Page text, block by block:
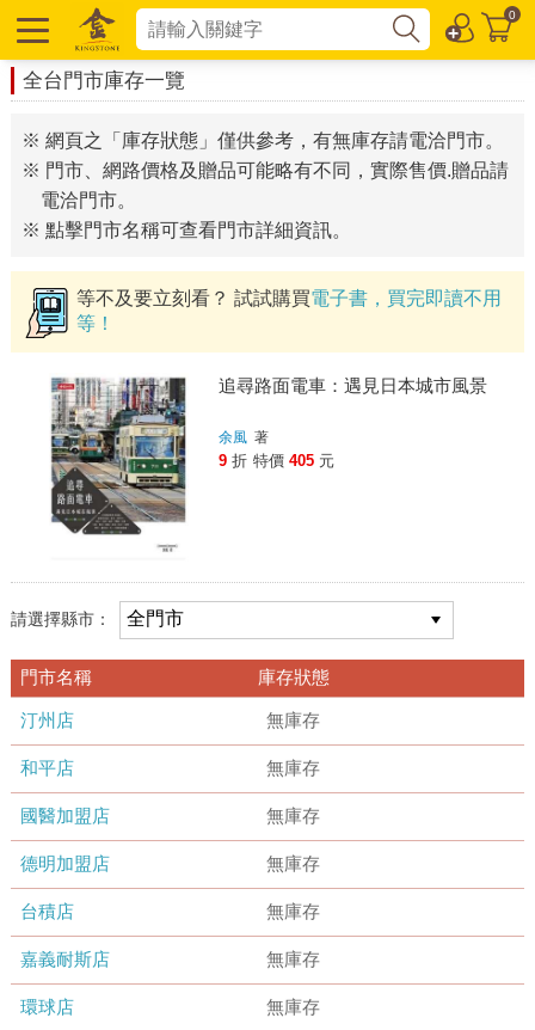
0
全台門市庫存一覽
※ 網頁之「庫存狀態」僅供參考，有無庫存請電洽門市。
※ 門市、網路價格及贈品可能略有不同，實際售價.贈品請
電洽門市。
※ 點擊門市名稱可查看門市詳細資訊。
等不及要立刻看？ 試試購買電子書，買完即讀不用
等！
追尋路面電車：遇見日本城市風景
余風 著
9 折 特價 405 元
請選擇縣市：
門市名稱 庫存狀態
汀州店 無庫存
和平店 無庫存
國醫加盟店 無庫存
德明加盟店 無庫存
台積店 無庫存
嘉義耐斯店 無庫存
環球店 無庫存